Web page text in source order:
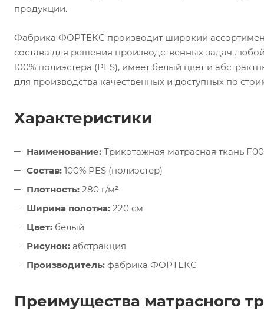
продукции.
Фабрика ФОРТЕКС производит широкий
состава для решения производственных задач
100% полиэстера (PES), имеет белый цвет и
для производства качественных и доступных по
Характеристики
Наименование: Трикотажная матрасная ткань
Состав: 100% PES (полиэстер)
Плотность: 280 г/м²
Ширина полотна: 220 см
Цвет: белый
Рисунок: абстракция
Производитель: фабрика ФОРТЕКС
Преимущества матрасного